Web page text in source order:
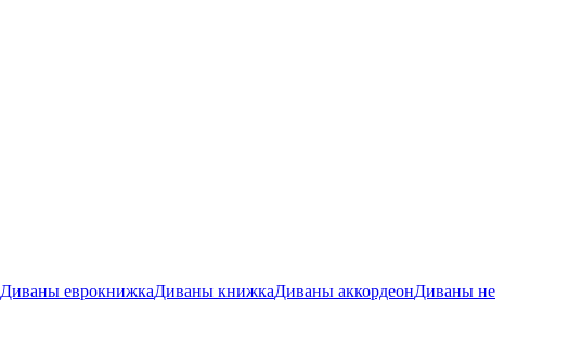
Диваны еврокнижкаДиваны книжкаДиваны аккордеонДиваны не